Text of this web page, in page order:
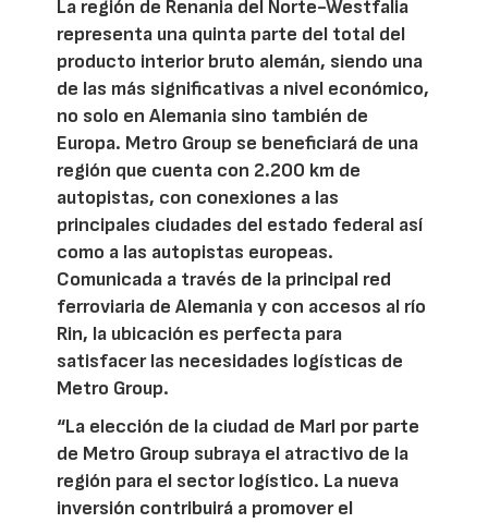
La región de Renania del Norte-Westfalia
representa una quinta parte del total del
producto interior bruto alemán, siendo una
de las más significativas a nivel económico,
no solo en Alemania sino también de
Europa. Metro Group se beneficiará de una
región que cuenta con 2.200 km de
autopistas, con conexiones a las
principales ciudades del estado federal así
como a las autopistas europeas.
Comunicada a través de la principal red
ferroviaria de Alemania y con accesos al río
Rin, la ubicación es perfecta para
satisfacer las necesidades logísticas de
Metro Group.
“La elección de la ciudad de Marl por parte
de Metro Group subraya el atractivo de la
región para el sector logístico. La nueva
inversión contribuirá a promover el